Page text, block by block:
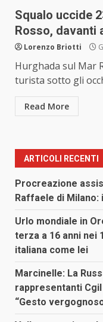
Squalo uccide
Rosso, davanti
Lorenzo Briotti
Hurghada sul Mar
turista sotto gli
Read More
ARTICOLI RECENTI
Procreazione
Raffaele di Milano:
Urlo mondiale in
terza a 16 anni nei
italiana come lei
Marcinelle: La
rappresentanti
“Gesto